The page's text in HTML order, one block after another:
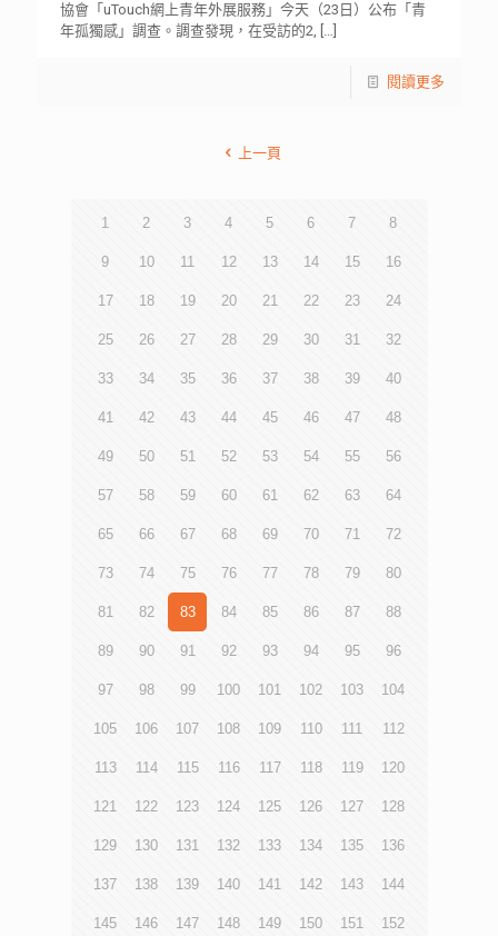
協會「uTouch網上青年外展服務」今天（23日）公布「青
年孤獨感」調查。調查發現，在受訪的2, […]
閱讀更多
上一頁
1 2 3 4 5 6 7 8
9 10 11 12 13 14 15 16
17 18 19 20 21 22 23 24
25 26 27 28 29 30 31 32
33 34 35 36 37 38 39 40
41 42 43 44 45 46 47 48
49 50 51 52 53 54 55 56
57 58 59 60 61 62 63 64
65 66 67 68 69 70 71 72
73 74 75 76 77 78 79 80
81 82 83 84 85 86 87 88
89 90 91 92 93 94 95 96
97 98 99 100 101 102 103 104
105 106 107 108 109 110 111 112
113 114 115 116 117 118 119 120
121 122 123 124 125 126 127 128
129 130 131 132 133 134 135 136
137 138 139 140 141 142 143 144
145 146 147 148 149 150 151 152